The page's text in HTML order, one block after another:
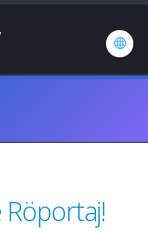
Röportaj!